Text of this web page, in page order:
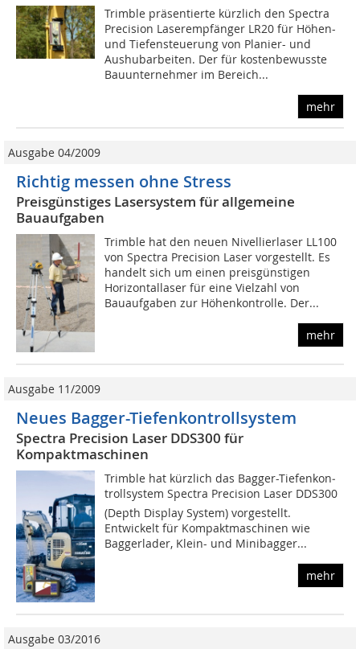
Trimble präsentierte kürzlich den Spectra
Precision Laserempfänger LR20 für Höhen-
und Tiefensteuerung von Planier- und
Aushubarbeiten. Der für kostenbewusste
Bauunternehmer im Bereich...
mehr
Ausgabe 04/2009
Richtig messen ohne Stress
Preisgünstiges Lasersystem für allgemeine
Bauaufgaben
Trimble hat den neuen Nivellierlaser LL100
von Spectra Precision Laser vorgestellt. Es
handelt sich um einen preisgünstigen
Horizontallaser für eine Vielzahl von
Bauaufgaben zur Höhenkontrolle. Der...
mehr
Ausgabe 11/2009
Neues Bagger-Tiefenkontrollsystem
Spectra Precision Laser DDS300 für
Kompaktmaschinen
Trimble hat kürzlich das Bagger-Tiefen­kon­
trollsystem Spectra Precision Laser DDS300
(Depth Display System) vorgestellt.
Entwickelt für Kompaktmaschinen wie
Baggerlader, Klein- und Minibagger...
mehr
Ausgabe 03/2016